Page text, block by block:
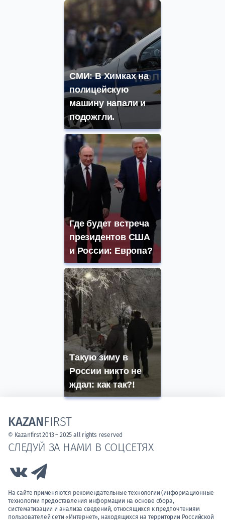
СМИ: В Химках на
полицейскую
машину напали и
подожгли.
Где будет встреча
президентов США
и России: Европа?
Такую зиму в
России никто не
ждал: как так?!
СЛЕДУЙ ЗА НАМИ В СОЦСЕТЯХ
Link to Vk
На сайте применяются рекомендательные технологии (информационные
технологии предоставления информации на основе сбора,
систематизации и анализа сведений, относящихся к предпочтениям
пользователей сети «Интернет», находящихся на территории Российской
KAZANFIRST
© Kazanfirst 2013 – 2025 all rights reserved